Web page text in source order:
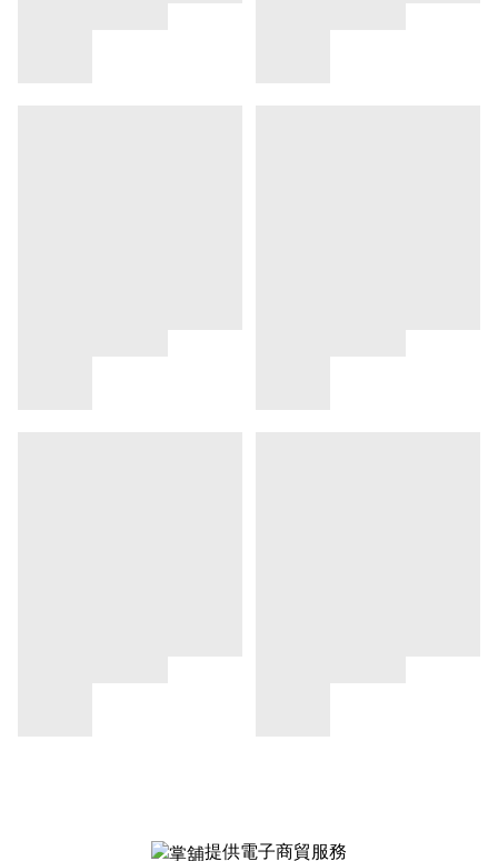
提供電子商貿服務